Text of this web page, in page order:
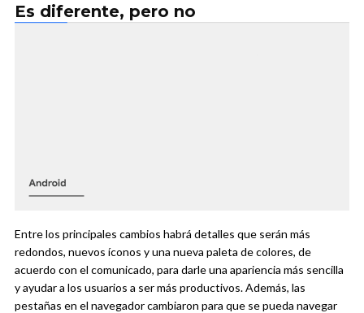
Es diferente, pero no
Entre los principales cambios habrá detalles que serán más
redondos, nuevos íconos y una nueva paleta de colores, de
acuerdo con el comunicado, para darle una apariencia más sencilla
y ayudar a los usuarios a ser más productivos. Además, las
pestañas en el navegador cambiaron para que se pueda navegar